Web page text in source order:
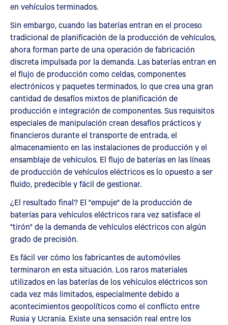
en vehículos terminados.
Sin embargo, cuando las baterías entran en el proceso
tradicional de planificación de la producción de vehículos,
ahora forman parte de una operación de fabricación
discreta impulsada por la demanda. Las baterías entran en
el flujo de producción como celdas, componentes
electrónicos y paquetes terminados, lo que crea una gran
cantidad de desafíos mixtos de planificación de
producción e integración de componentes. Sus requisitos
especiales de manipulación crean desafíos prácticos y
financieros durante el transporte de entrada, el
almacenamiento en las instalaciones de producción y el
ensamblaje de vehículos. El flujo de baterías en las líneas
de producción de vehículos eléctricos es lo opuesto a ser
fluido, predecible y fácil de gestionar.
¿El resultado final? El "empuje" de la producción de
baterías para vehículos eléctricos rara vez satisface el
"tirón" de la demanda de vehículos eléctricos con algún
grado de precisión.
Es fácil ver cómo los fabricantes de automóviles
terminaron en esta situación. Los raros materiales
utilizados en las baterías de los vehículos eléctricos son
cada vez más limitados, especialmente debido a
acontecimientos geopolíticos como el conflicto entre
Rusia y Ucrania. Existe una sensación real entre los